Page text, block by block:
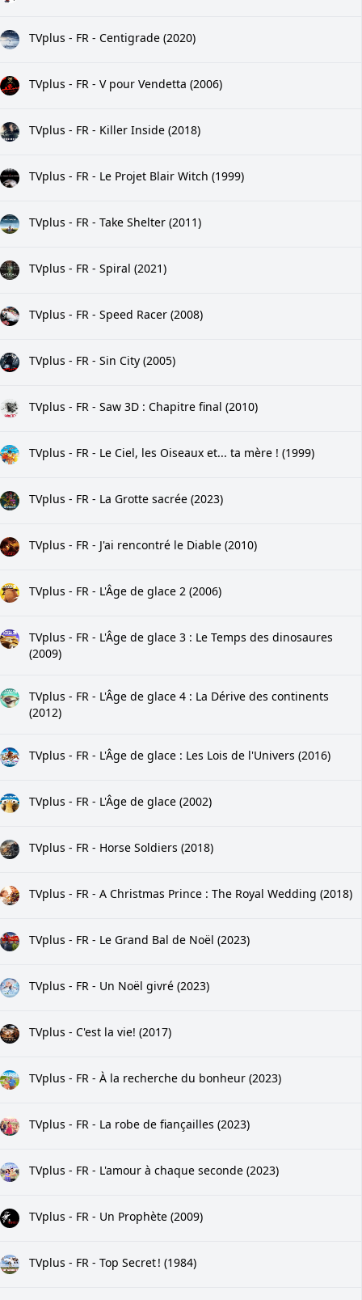
TVplus - FR - Centigrade (2020)
TVplus - FR - V pour Vendetta (2006)
TVplus - FR - Killer Inside (2018)
TVplus - FR - Le Projet Blair Witch (1999)
TVplus - FR - Take Shelter (2011)
TVplus - FR - Spiral (2021)
TVplus - FR - Speed Racer (2008)
TVplus - FR - Sin City (2005)
TVplus - FR - Saw 3D : Chapitre final (2010)
TVplus - FR - Le Ciel, les Oiseaux et... ta mère ! (1999)
TVplus - FR - La Grotte sacrée (2023)
TVplus - FR - J'ai rencontré le Diable (2010)
TVplus - FR - L'Âge de glace 2 (2006)
TVplus - FR - L'Âge de glace 3 : Le Temps des dinosaures
(2009)
TVplus - FR - L'Âge de glace 4 : La Dérive des continents
(2012)
TVplus - FR - L'Âge de glace : Les Lois de l'Univers (2016)
TVplus - FR - L'Âge de glace (2002)
TVplus - FR - Horse Soldiers (2018)
TVplus - FR - A Christmas Prince : The Royal Wedding (2018)
TVplus - FR - Le Grand Bal de Noël (2023)
TVplus - FR - Un Noël givré (2023)
TVplus - C'est la vie! (2017)
TVplus - FR - À la recherche du bonheur (2023)
TVplus - FR - La robe de fiançailles (2023)
TVplus - FR - L'amour à chaque seconde (2023)
TVplus - FR - Un Prophète (2009)
TVplus - FR - Top Secret ! (1984)